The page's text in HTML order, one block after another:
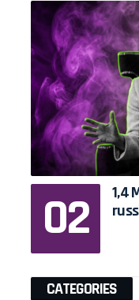
1,4
CATEGORIES